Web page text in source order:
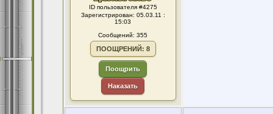
ID пользователя #4275
Зарегистрирован: 05.03.11 :
15:03
Сообщений: 355
ПООЩРЕНИЙ: 8
Поощрить
Наказать